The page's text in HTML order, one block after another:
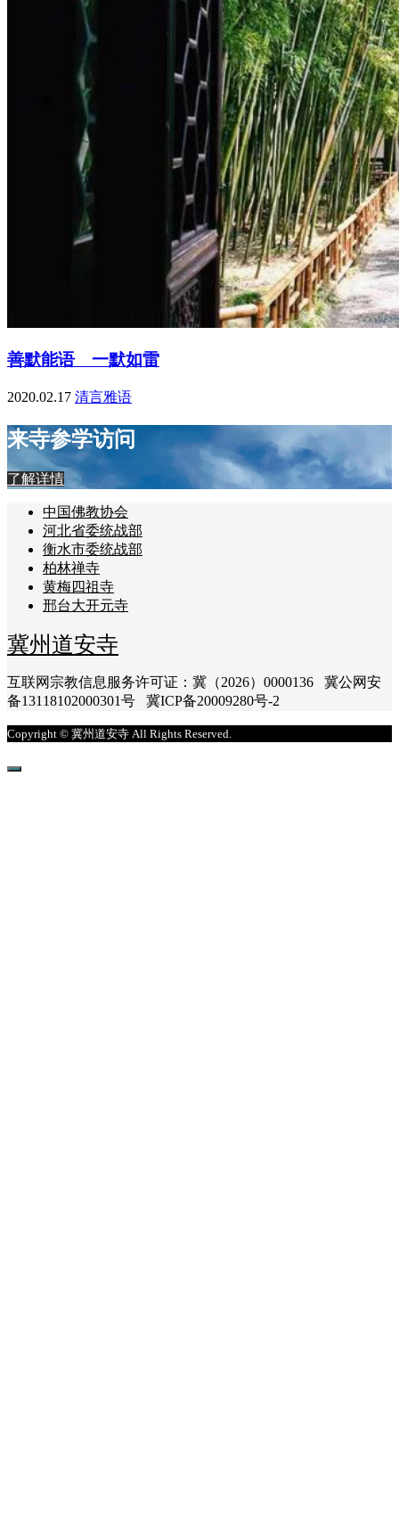
善默能语 一默如雷
2020.02.17 清言雅语
来寺参学访问
了解详情
中国佛教协会
河北省委统战部
衡水市委统战部
柏林禅寺
黄梅四祖寺
邢台大开元寺
冀州道安寺
互联网宗教信息服务许可证：冀（2026）0000136 冀公网安
备13118102000301号 冀ICP备20009280号-2
Copyright © 冀州道安寺 All Rights Reserved.